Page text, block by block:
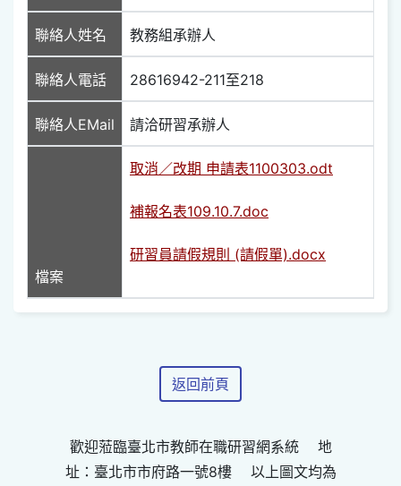
聯絡人姓名 教務組承辦人
聯絡人電話 28616942-211至218
聯絡人EMail 請洽研習承辦人
檔案
取消／改期 申請表1100303.odt
補報名表109.10.7.doc
研習員請假規則 (請假單).docx
返回前頁
歡迎蒞臨臺北市教師在職研習網系統 地
址：臺北市市府路一號8樓 以上圖文均為